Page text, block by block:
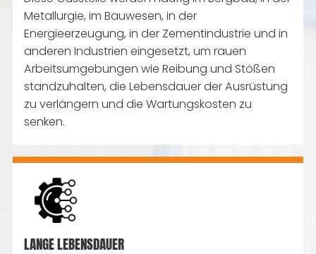
Metallurgie, im Bauwesen, in der
Energieerzeugung, in der Zementindustrie und in
anderen Industrien eingesetzt, um rauen
Arbeitsumgebungen wie Reibung und Stößen
standzuhalten, die Lebensdauer der Ausrüstung
zu verlängern und die Wartungskosten zu
senken.
LANGE LEBENSDAUER